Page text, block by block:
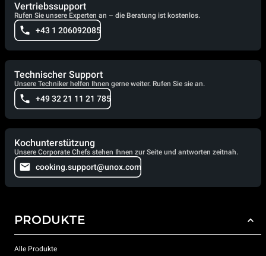
Vertriebssupport
Rufen Sie unsere Experten an – die Beratung ist kostenlos.
+43 1 206092085
Technischer Support
Unsere Techniker helfen Ihnen gerne weiter. Rufen Sie sie an.
+49 32 21 11 21 785
Kochunterstützung
Unsere Corporate Chefs stehen Ihnen zur Seite und antworten zeitnah.
cooking.support@unox.com
PRODUKTE
Alle Produkte